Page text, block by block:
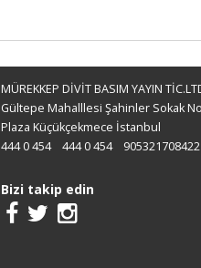
MÜREKKEP DİVİT BASIM YAYIN
Gültepe Mahalllesi Şahinler Sokak
Plaza Küçükçekmece İstanbul
444 0 454
444 0 454 905321708422
Bizi takip edin